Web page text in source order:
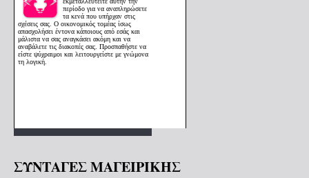
ΣΥΝΤΑΓΕΣ ΜΑΓΕΙΡΙΚΗΣ